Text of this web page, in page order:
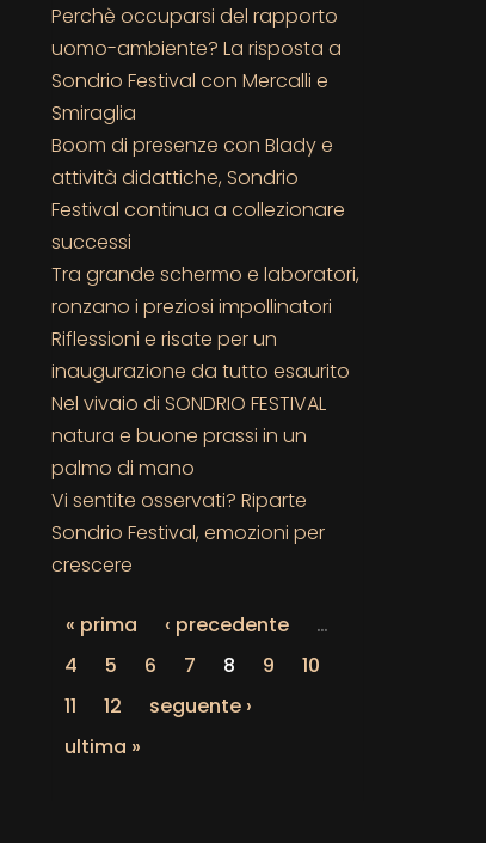
Perchè occuparsi del rapporto
uomo-ambiente? La risposta a
Sondrio Festival con Mercalli e
Smiraglia
Boom di presenze con Blady e
attività didattiche, Sondrio
Festival continua a collezionare
successi
Tra grande schermo e laboratori,
ronzano i preziosi impollinatori
Riflessioni e risate per un
inaugurazione da tutto esaurito
Nel vivaio di SONDRIO FESTIVAL
natura e buone prassi in un
palmo di mano
Vi sentite osservati? Riparte
Sondrio Festival, emozioni per
crescere
« prima ‹ precedente
…
4
5 6 7 8 9
10
11
12
seguente ›
ultima »